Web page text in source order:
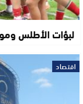
لبؤات الأطلس
اقتصاد